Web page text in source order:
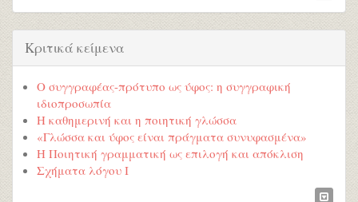
Κριτικά κείμενα
Ο συγγραφέας-πρότυπο ως ύφος: η συγγραφική
ιδιοπροσωπία
Η καθημερινή και η ποιητική γλώσσα
«Γλώσσα και ύφος είναι πράγματα συνυφασμένα»
Η Ποιητική γραμματική ως επιλογή και απόκλιση
Σχήματα λόγου I